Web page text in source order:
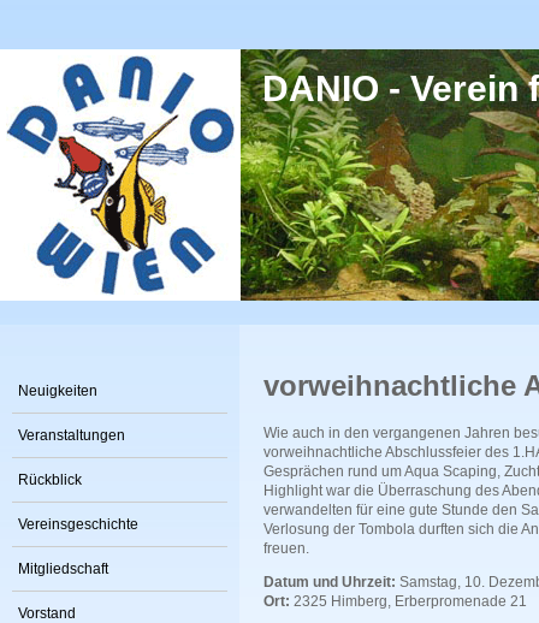
DANIO -
Neuigkeiten
Veranstaltungen
Rückblick
Vereinsgeschichte
Mitgliedschaft
Vorstand
vorweihnachtliche
Wie auch in den vergangenen Jahren
vorweihnachtliche Abschlussfeier des
Gesprächen rund um Aqua Scaping,
Highlight war die Überraschung des
verwandelten für eine gute Stunde den
Verlosung der Tombola durften sich die
freuen.
Datum und Uhrzeit: Samstag, 10.
Ort: 2325 Himberg, Erberpromenade 21